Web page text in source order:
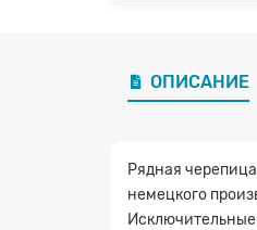
ОПИСАНИЕ
Рядная
немецкого